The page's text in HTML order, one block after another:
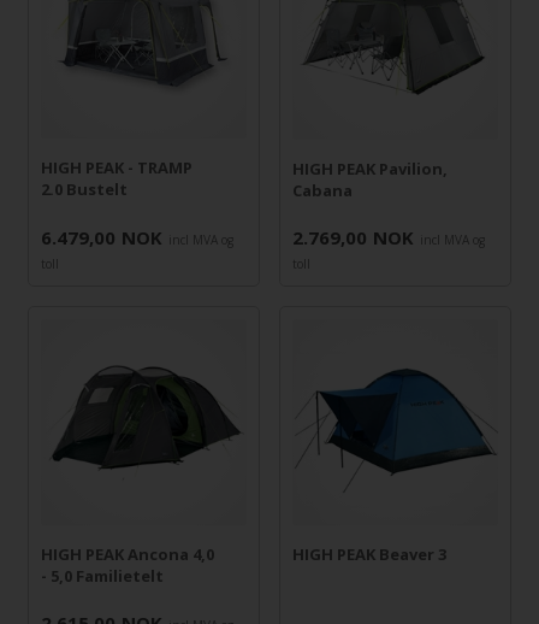
HIGH PEAK - TRAMP
2.0 Bustelt
6.479,00 NOK
incl MVA og
toll
HIGH PEAK Pavilion,
Cabana
2.769,00 NOK
incl MVA og
toll
HIGH PEAK Ancona 4,0
- 5,0 Familietelt
HIGH PEAK Beaver 3